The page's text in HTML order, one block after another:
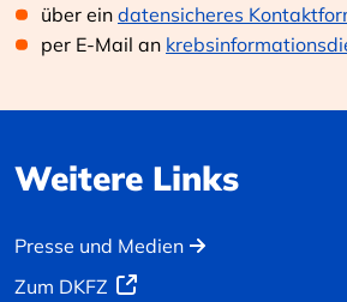
über ein datensicheres
per E-Mail an
Weitere Links
Presse und Medien
Zum DKFZ